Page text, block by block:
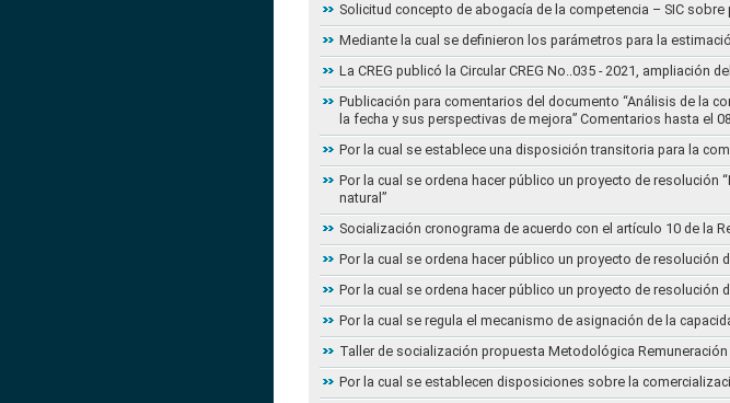
Solicitud concepto de abogacía de la competencia – SIC
Mediante la cual se definieron los parámetros para la
La CREG publicó la Circular CREG No..035 - 2021, ampliación
Publicación para comentarios del documento “Análisis de la
la fecha y sus perspectivas de mejora” Comentarios hasta el
Por la cual se establece una disposición transitoria para la
Por la cual se ordena hacer público un proyecto de
natural”
Socialización cronograma de acuerdo con el artículo 10 de la
Por la cual se ordena hacer público un proyecto de resolución
Por la cual se ordena hacer público un proyecto de resolución
Por la cual se regula el mecanismo de asignación de la
Taller de socialización propuesta Metodológica
Por la cual se establecen disposiciones sobre la